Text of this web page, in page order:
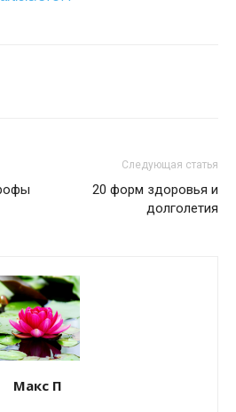
Следующая статья
20 форм здоровья и
долголетия
Макс П